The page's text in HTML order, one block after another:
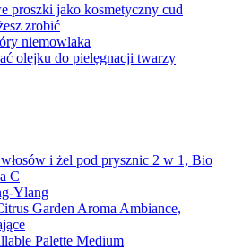
proszki jako kosmetyczny cud
zrobić
niemowlaka
olejku do pielęgnacji twarzy
i żel pod prysznic 2 w 1, Bio
C
Ylang
Garden Aroma Ambiance,
Palette Medium